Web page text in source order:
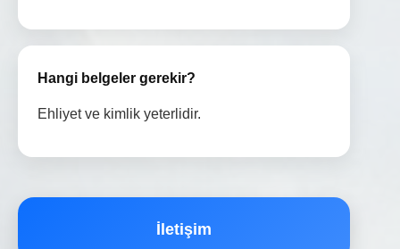
Hangi belgeler gerekir?
Ehliyet ve kimlik yeterlidir.
İletişim